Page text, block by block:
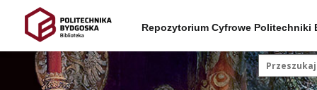
Repozytorium Cyfrowe Politechniki